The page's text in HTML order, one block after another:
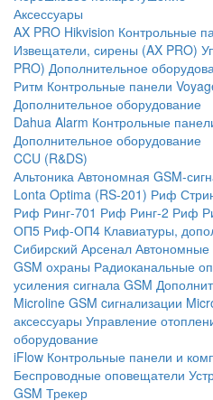
Аксессуары
AX PRO Hikvision Контрольные
Извещатели, сирены (AX PRO)
PRO) Дополнительное
Ритм Контрольные панели
Дополнительное оборудование
Dahua Alarm Контрольные
Дополнительное оборудование
CCU (R&DS)
Альтоника Автономная GSM-
Lonta Optima (RS-201) Риф
Риф Ринг-701 Риф Ринг-2 Риф
ОП5 Риф-ОП4 Клавиатуры,
Сибирский Арсенал Автономные
GSM охраны Радиоканальные
усиления сигнала GSM
Microline GSM cигнализации
аксессуары Управление
оборудование
iFlow Контрольные панели и
Беспроводные оповещатели
GSM Трекер